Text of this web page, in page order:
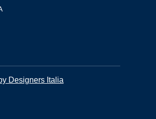
Designers Italia